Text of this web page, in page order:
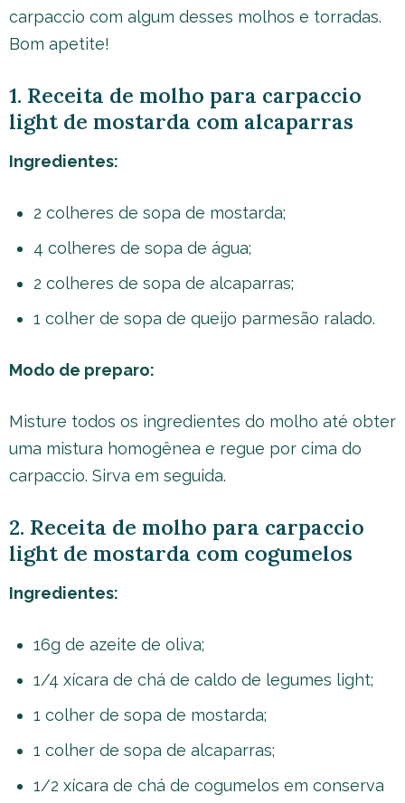
carpaccio com algum desses molhos e torradas.
Bom apetite!
1. Receita de molho para carpaccio
light de mostarda com alcaparras
Ingredientes:
2 colheres de sopa de mostarda;
4 colheres de sopa de água;
2 colheres de sopa de alcaparras;
1 colher de sopa de queijo parmesão ralado.
Modo de preparo:
Misture todos os ingredientes do molho até obter
uma mistura homogênea e regue por cima do
carpaccio. Sirva em seguida.
2. Receita de molho para carpaccio
light de mostarda com cogumelos
Ingredientes:
16g de azeite de oliva;
1/4 xícara de chá de caldo de legumes light;
1 colher de sopa de mostarda;
1 colher de sopa de alcaparras;
1/2 xícara de chá de cogumelos em conserva